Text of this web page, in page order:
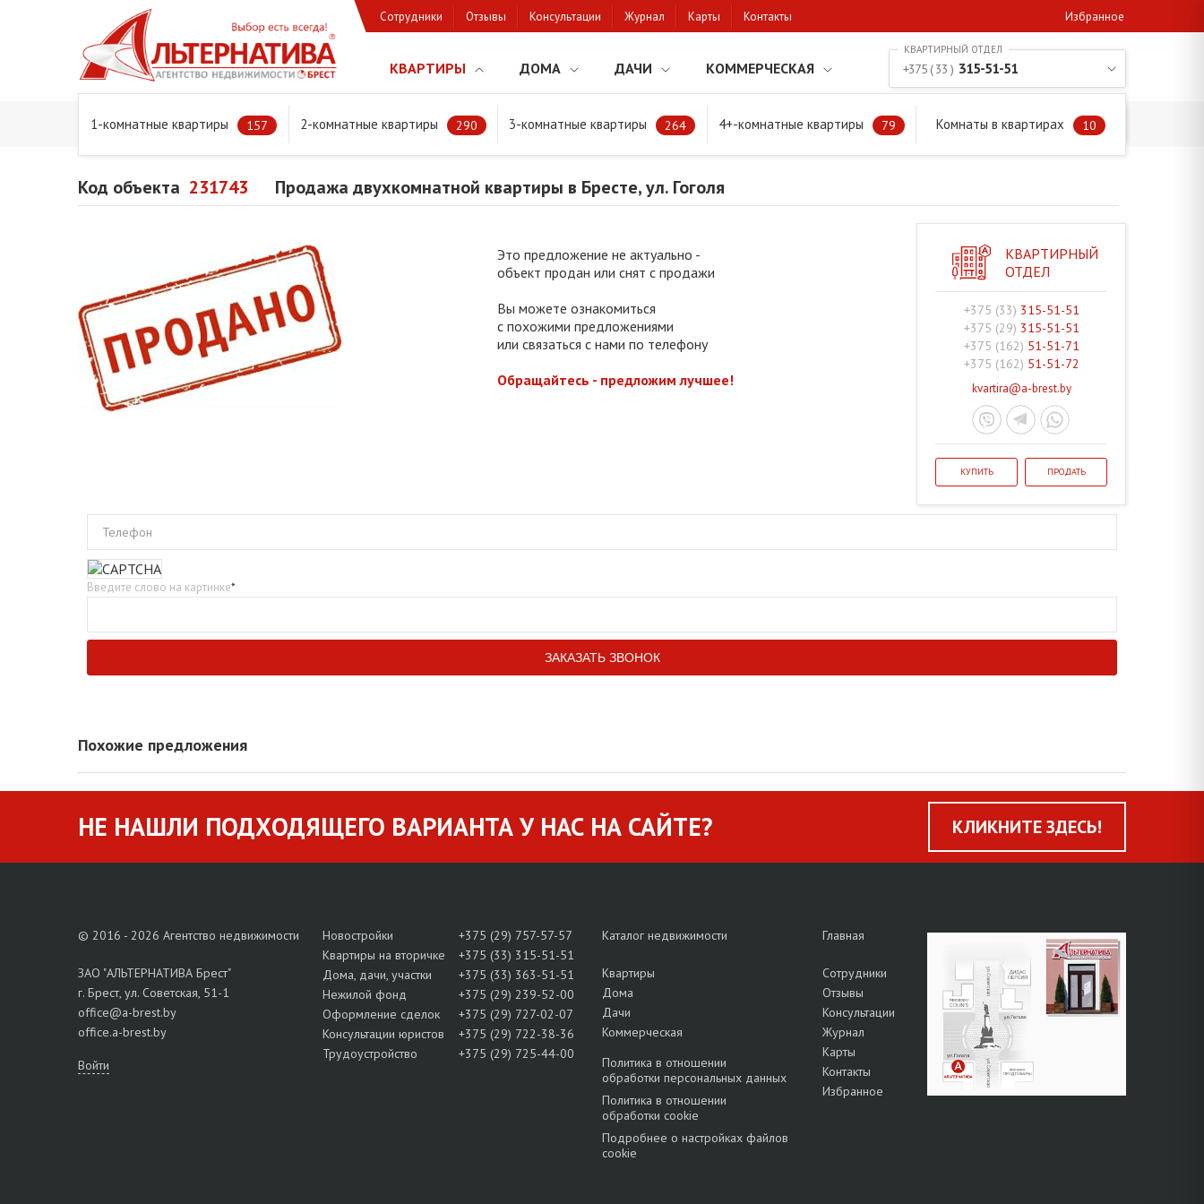
Сотрудники Отзывы Консультации Журнал Карты Контакты Избранное
КВАРТИРЫ ДОМА ДАЧИ КОММЕРЧЕСКАЯ
1-комнатные квартиры 157 2-комнатные квартиры 290 3-комнатные квартиры 264 4+-комнатные квартиры 79 Комнаты в квартирах 10
+375 ( 33 ) 315-51-51
Главная Предложения Квартиры Продажа двухкомнатной квартиры в Бресте, ул. Гоголя
Код объекта 231743 Продажа двухкомнатной квартиры в Бресте, ул. Гоголя
Это предложение не актуально -
объект продан или снят с продажи
Вы можете ознакомиться
с похожими предложениями
или связаться с нами по телефону
Обращайтесь - предложим лучшее!
КВАРТИРНЫЙ
ОТДЕЛ
+375 (33) 315-51-51
+375 (29) 315-51-51
+375 (162) 51-51-71
+375 (162) 51-51-72
kvartira@a-brest.by
КУПИТЬ ПРОДАТЬ
Телефон
Введите слово на картинке*
Похожие предложения
НЕ НАШЛИ ПОДХОДЯЩЕГО ВАРИАНТА У НАС НА САЙТЕ? КЛИКНИТЕ ЗДЕСЬ!
© 2016 - 2026 Агентство недвижимости
ЗАО "АЛЬТЕРНАТИВА Брест"
г. Брест, ул. Советская, 51-1
office@a-brest.by
office.a-brest.by
Войти
Новостройки
+375 (29) 757-57-57
Квартиры на вторичке
+375 (33) 315-51-51
Дома, дачи, участки
+375 (33) 363-51-51
Нежилой фонд
+375 (29) 239-52-00
Оформление сделок
+375 (29) 727-02-07
Консультации юристов
+375 (29) 722-38-36
Трудоустройство
+375 (29) 725-44-00
Каталог недвижимости
Квартиры
Дома
Дачи
Коммерческая
Политика в отношении
обработки персональных данных
Политика в отношении
обработки cookie
Подробнее о настройках файлов
cookie
Главная
Сотрудники
Отзывы
Консультации
Журнал
Карты
Контакты
Избранное